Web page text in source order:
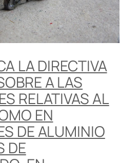
LA DIRECTIVA
A LAS
RELATIVAS AL
EN
DE ALUMINIO
DE